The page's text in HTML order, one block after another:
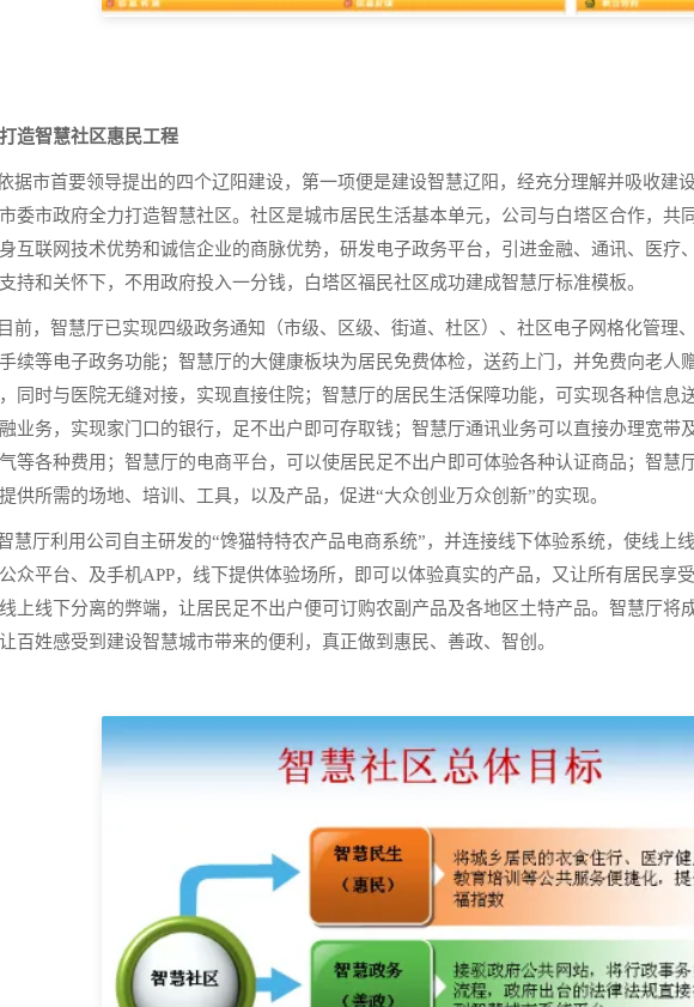
造智慧社区惠民工程
市首要领导提出的四个辽阳建设，第一项便是建设智慧辽阳，经充分理解并吸收建
委市政府全力打造智慧社区。社区是城市居民生活基本单元，公司与白塔区合作，共
互联网技术优势和诚信企业的商脉优势，研发电子政务平台，引进金融、通讯、医疗
持和关怀下，不用政府投入一分钱，白塔区福民社区成功建成智慧厅标准模板。
，智慧厅已实现四级政务通知（市级、区级、街道、杜区）、社区电子网格化管理
续等电子政务功能；智慧厅的大健康板块为居民免费体检，送药上门，并免费向老人
同时与医院无缝对接，实现直接住院；智慧厅的居民生活保障功能，可实现各种信息
业务，实现家门口的银行，足不出户即可存取钱；智慧厅通讯业务可以直接办理宽带
等各种费用；智慧厅的电商平台，可以使居民足不出户即可体验各种认证商品；智慧
供所需的场地、培训、工具，以及产品，促进“大众创业万众创新”的实现。
厅利用公司自主研发的“馋猫特特农产品电商系统”，并连接线下体验系统，使线上线
众平台、及手机APP，线下提供体验场所，即可以体验真实的产品，又让所有居民享
上线下分离的弊端，让居民足不出户便可订购农副产品及各地区土特产品。智慧厅将
百姓感受到建设智慧城市带来的便利，真正做到惠民、善政、智创。